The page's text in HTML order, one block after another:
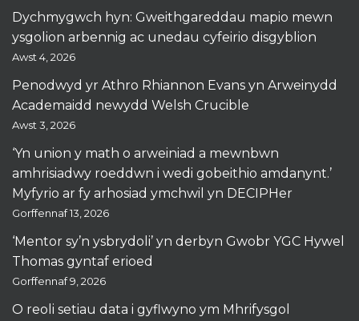
Dychmygwch hyn: Gweithgareddau mapio mewn
ysgolion arbennig ac unedau cyfeirio disgyblion
Awst 4, 2026
Penodwyd yr Athro Rhiannon Evans yn Arweinydd
Academaidd newydd Welsh Crucible
Awst 3, 2026
‘Yn union y math o arweiniad a mewnbwn
amhrisiadwy roeddwn i wedi gobeithio amdanynt.’
Myfyrio ar fy arhosiad ymchwil yn DECIPHer
Gorffennaf 13, 2026
‘Mentor sy’n ysbrydoli’ yn derbyn Gwobr YGC Hywel
Thomas gyntaf erioed
Gorffennaf 9, 2026
O reoli setiau data i gyflwyno ym Mhrifysgol